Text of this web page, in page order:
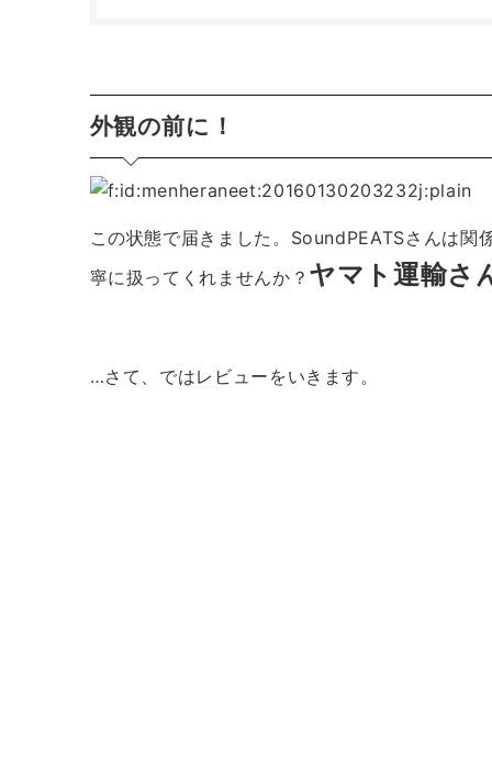
外観の前に！
この状態で届きました。SoundPEATSさんは
寧に扱ってくれませんか？ ヤマト運輸さ
…さて、ではレビューをいきます。